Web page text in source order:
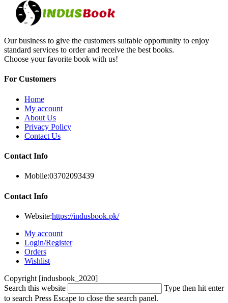
Our business to give the customers suitable opportunity to enjoy
standard services to order and receive the best books.
Choose your favorite book with us!
For Customers
Home
My account
About Us
Privacy Policy
Contact Us
Contact Info
Mobile:03702093439
Contact Info
Website:https://indusbook.pk/
My account
Login/Register
Orders
Wishlist
Copyright [indusbook_2020]
Search this website
Type then hit enter
to search Press Escape to close the search panel.